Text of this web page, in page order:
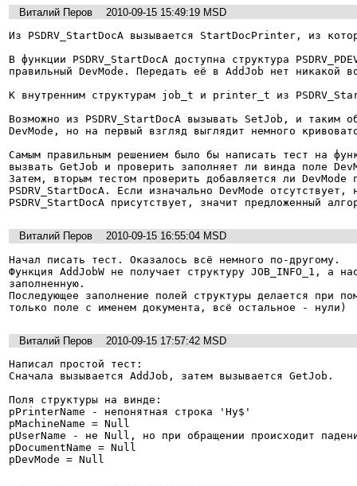
Виталий Перов
2010-09-15 15:49:19 MSD
Из PSDRV_StartDocA вызывается StartDocPrinter, из
В функции PSDRV_StartDocA доступна структура
правильный DevMode. Передать её в AddJob нет никакой
К внутренним структурам job_t и printer_t из
Возможно из PSDRV_StartDocA вызывать SetJob, и таким
DevMode, но на первый взгляд выглядит немного
Самым правильным решением было бы написать тест на
вызвать GetJob и проверить заполняет ли винда поле
Затем, вторым тестом проверить добавляется ли DevMode
PSDRV_StartDocA. Если изначально DevMode отсутствует,
PSDRV_StartDocA присутствует, значит предложенный
Виталий Перов
2010-09-15 16:55:04 MSD
Начал писать тест. Оказалось всё немного по-другому.
Функция AddJobW не получает структуру JOB_INFO_1, а
заполненную.
Последующее заполнение полей структуры делается при
только поле с именем документа, всё остальное - нули)
Виталий Перов
2010-09-15 17:57:42 MSD
Написал простой тест:
Сначала вызывается AddJob, затем вызывается GetJob.
Поля структуры на винде:
pPrinterName - непонятная строка 'Hy$'
pMachineName = Null
pUserName - не Null, но при обращении происходит
pDocumentName = Null
pDevMode = Null